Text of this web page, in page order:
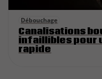
Débouchage
Canalisations
infaillibles pour
rapide